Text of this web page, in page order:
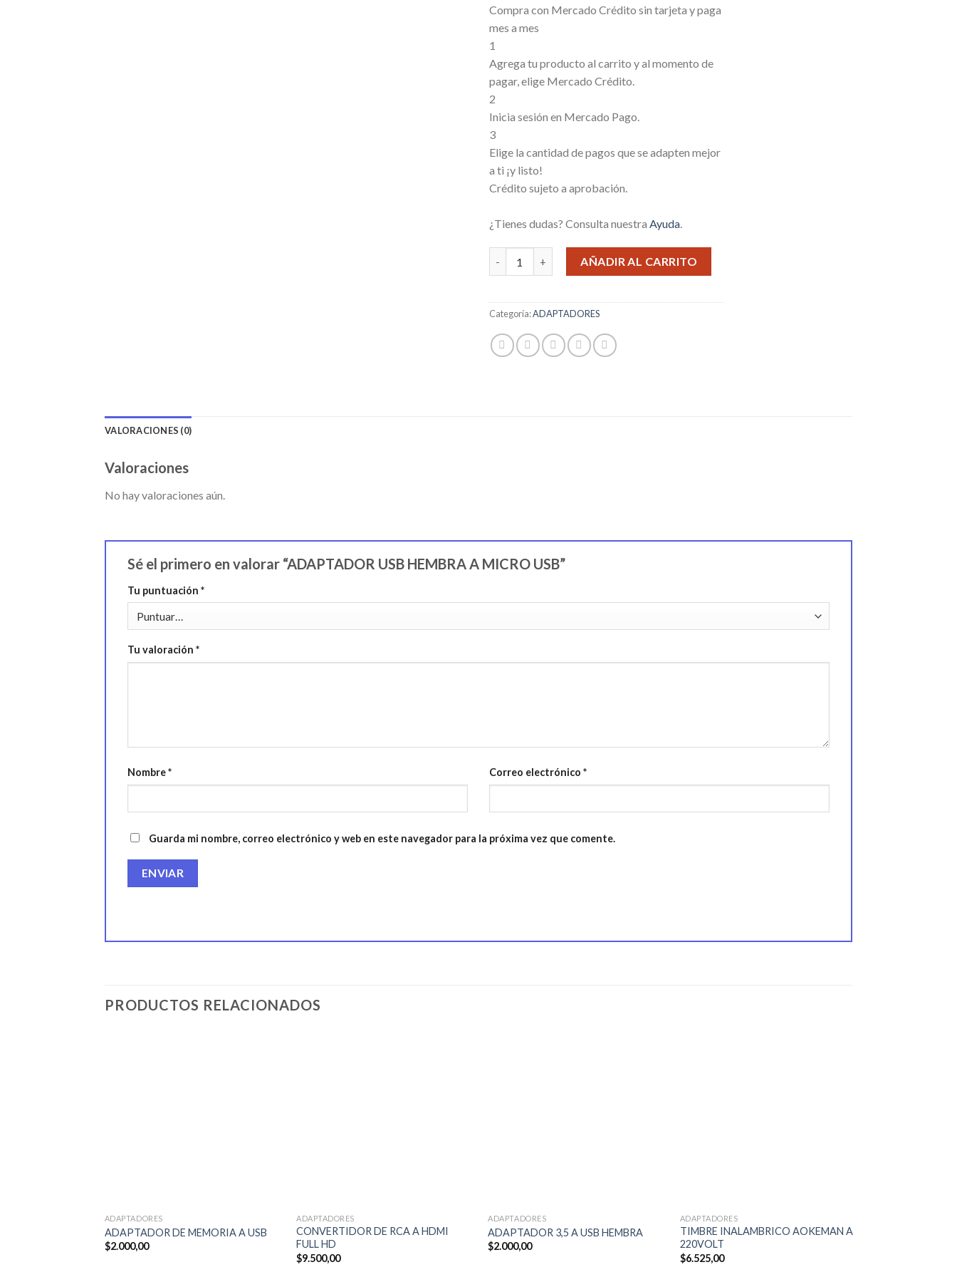
Compra con Mercado Crédito sin tarjeta y paga
mes a mes
1
Agrega tu producto al carrito y al momento de
pagar, elige Mercado Crédito.
2
Inicia sesión en Mercado Pago.
3
Elige la cantidad de pagos que se adapten mejor
a ti ¡y listo!
Crédito sujeto a aprobación.
¿Tienes dudas? Consulta nuestra Ayuda.
ADAPTADOR USB HEMBRA A MICRO USB cantidad
AÑADIR AL CARRITO
Categoría:ADAPTADORES
VALORACIONES (0)
Valoraciones
No hay valoraciones aún.
Sé el primero en valorar “ADAPTADOR USB HEMBRA A MICRO USB”
Tu puntuación *
Tu valoración *
Nombre* Correo electrónico *
Guarda mi nombre, correo electrónico y web en este navegador para la próxima vez que comente.
PRODUCTOS RELACIONADOS
ADAPTADORES
ADAPTADOR DE MEMORIA A USB
$2.000,00
ADAPTADORES
CONVERTIDOR DE RCA A HDMI
FULL HD
$9.500,00
ADAPTADORES
ADAPTADOR 3,5 A USB HEMBRA
$2.000,00
ADAPTADORES
TIMBRE INALAMBRICO AOKEMAN A
220VOLT
$6.525,00